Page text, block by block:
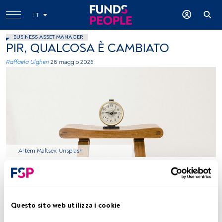
Questo sito web utilizza i cookie
IT
BUSINESS ASSET MANAGER
PIR, QUALCOSA È CAMBIATO
Raffaela Ulgheri 28 maggio 2026
Artem Maltsev, Unsplash